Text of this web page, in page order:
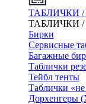
ТАБЛИЧКИ /
ТАБЛИЧКИ /
Бирки
Сервисные
Багажные
Таблички
Тейбл тенты
Таблички «не
Дорхенгеры